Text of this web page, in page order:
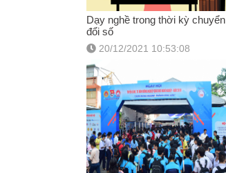
Dạy nghề trong thời kỳ chuyển
đổi số
20/12/2021 10:53:08